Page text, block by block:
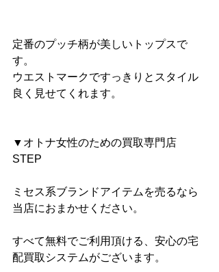
定番のプッチ柄が美しいトップスで
す。
ウエストマークですっきりとスタイル
良く見せてくれます。
▼オトナ女性のための買取専門店
STEP
ミセス系ブランドアイテムを売るなら
当店におまかせください。
すべて無料でご利用頂ける、安心の宅
配買取システムがございます。